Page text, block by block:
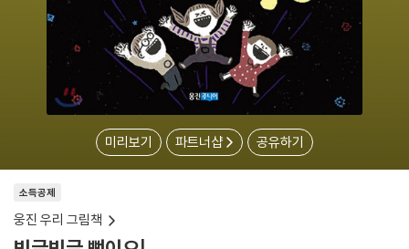
미리보기 파트너샵 공유하기
소득공제
웅진 우리 그림책